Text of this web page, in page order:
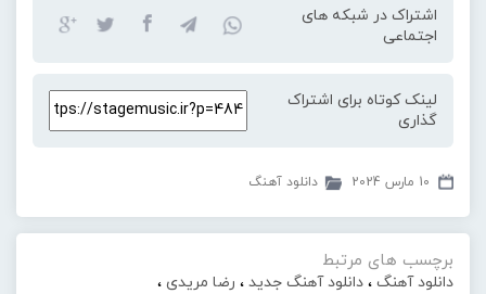
اشتراک در شبکه های
اجتماعی
لینک کوتاه برای اشتراک
گذاری
10 مارس 2024 دانلود آهنگ
برچسب های مرتبط
دانلود آهنگ ، دانلود آهنگ جدید ، رضا مریدی ،